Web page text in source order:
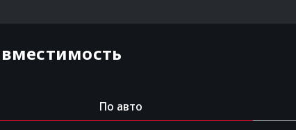
По авто